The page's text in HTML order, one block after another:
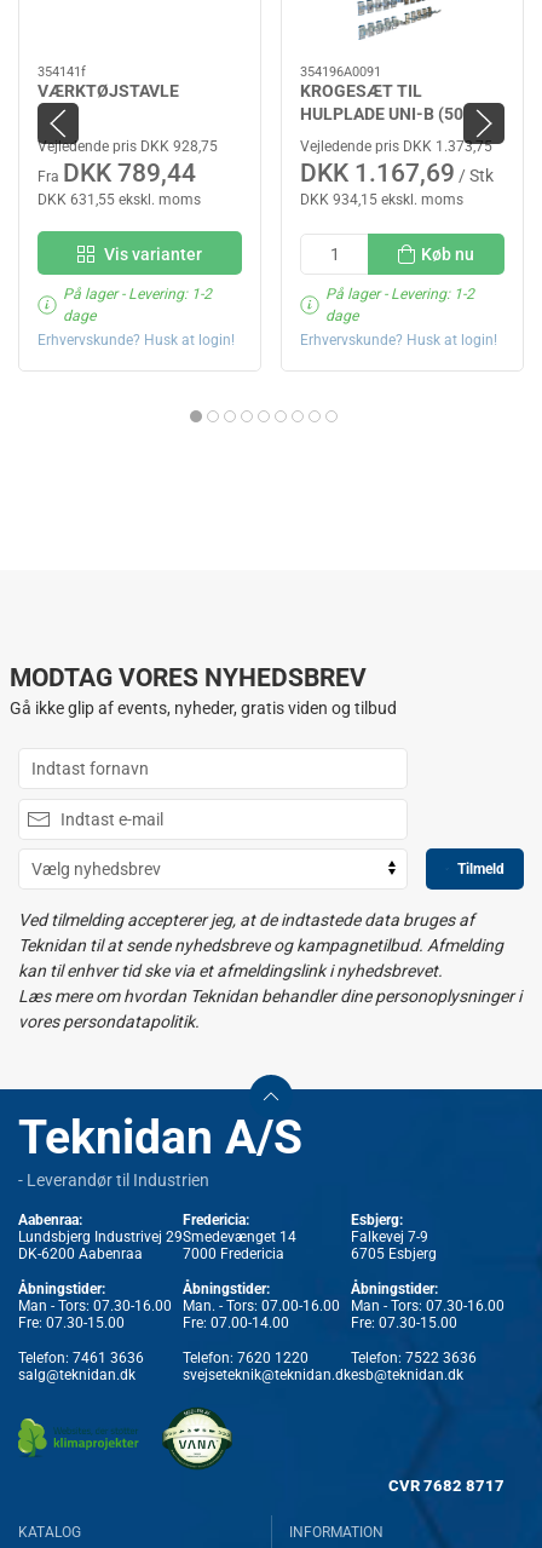
354141f
VÆRKTØJSTAVLE
Vejledende pris DKK 928,75
Fra DKK 789,44
DKK 631,55 ekskl. moms
Vis varianter
På lager- Levering: 1-2
dage
Erhvervskunde? Husk at login!
354196A0091
KROGESÆT TIL
HULPLADE UNI-B (50
DELE)
Vejledende pris DKK 1.373,75
DKK 1.167,69 / Stk
DKK 934,15 ekskl. moms
Køb nu
På lager- Levering: 1-2
dage
Erhvervskunde? Husk at login!
MODTAG VORES NYHEDSBREV
Gå ikke glip af events, nyheder, gratis viden og tilbud
Tilmeld
Ved tilmelding accepterer jeg, at de indtastede data bruges af
Teknidan til at sende nyhedsbreve og kampagnetilbud. Afmelding
kan til enhver tid ske via et afmeldingslink i nyhedsbrevet.
Læs mere om hvordan Teknidan behandler dine personoplysninger i
vores persondatapolitik.
Teknidan A/S
- Leverandør til Industrien
Aabenraa:
Lundsbjerg Industrivej 29
DK-6200 Aabenraa
Åbningstider:
Man - Tors: 07.30-16.00
Fre: 07.30-15.00
Telefon: 7461 3636
salg@teknidan.dk
Fredericia:
Smedevænget 14
7000 Fredericia
Åbningstider:
Man. - Tors: 07.00-16.00
Fre: 07.00-14.00
Telefon: 7620 1220
svejseteknik@teknidan.dk
Esbjerg:
Falkevej 7-9
6705 Esbjerg
Åbningstider:
Man - Tors: 07.30-16.00
Fre: 07.30-15.00
Telefon: 7522 3636
esb@teknidan.dk
CVR 7682 8717
KATALOG INFORMATION